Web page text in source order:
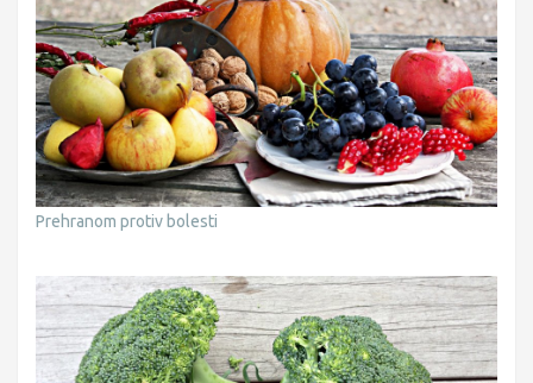
Prehranom protiv bolesti